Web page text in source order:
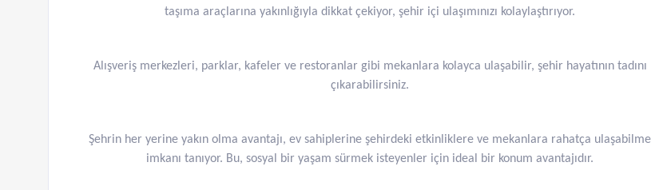
taşıma araçlarına yakınlığıyla dikkat çekiyor, şehir içi ulaşımınızı kolaylaştırıyor.
Alışveriş merkezleri, parklar, kafeler ve restoranlar gibi mekanlara kolayca ulaşabilir, şehir hayatının tadını
çıkarabilirsiniz.
Şehrin her yerine yakın olma avantajı, ev sahiplerine şehirdeki etkinliklere ve mekanlara rahatça ulaşabilme
imkanı tanıyor. Bu, sosyal bir yaşam sürmek isteyenler için ideal bir konum avantajıdır.